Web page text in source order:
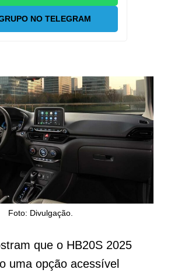
NO TELEGRAM
Foto: Divulgação.
que o HB20S 2025
uma opção acessível